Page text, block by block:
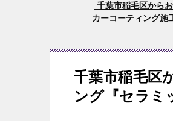
千葉市稲毛区から
カーコーティング施
千葉市稲毛区
ング『セラミ